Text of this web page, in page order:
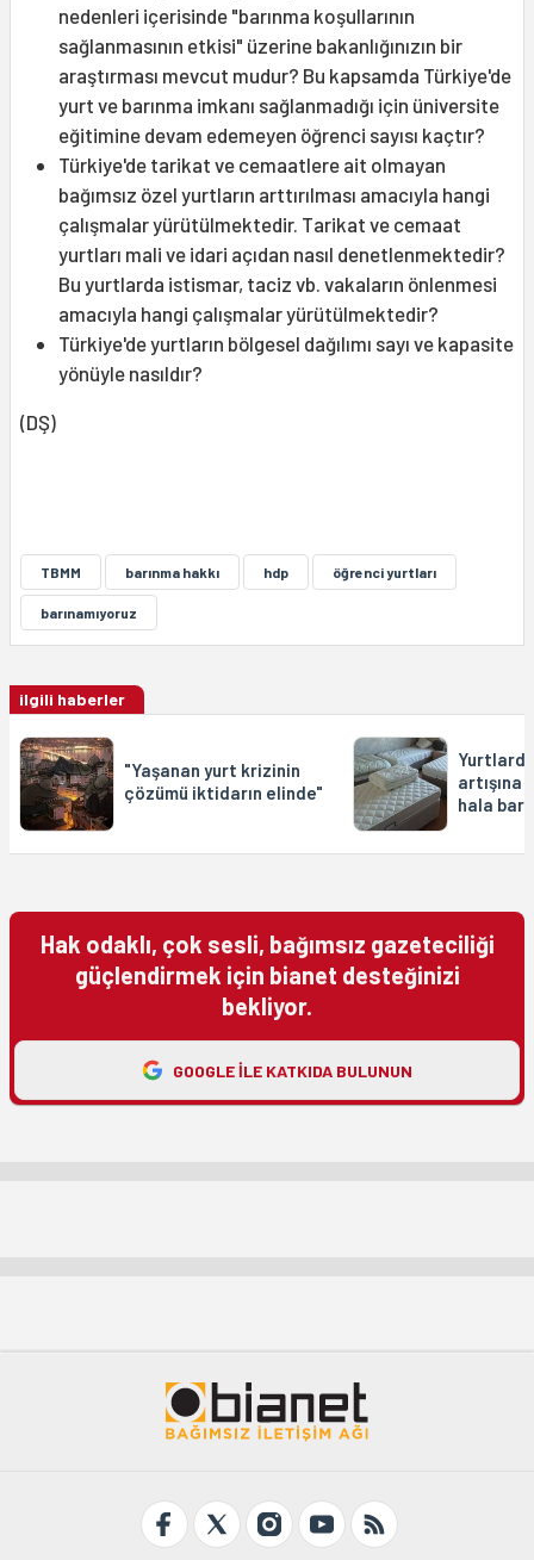
nedenleri içerisinde "barınma koşullarının
sağlanmasının etkisi" üzerine bakanlığınızın bir
araştırması mevcut mudur? Bu kapsamda Türkiye'de
yurt ve barınma imkanı sağlanmadığı için üniversite
eğitimine devam edemeyen öğrenci sayısı kaçtır?
Türkiye'de tarikat ve cemaatlere ait olmayan
bağımsız özel yurtların arttırılması amacıyla hangi
çalışmalar yürütülmektedir. Tarikat ve cemaat
yurtları mali ve idari açıdan nasıl denetlenmektedir?
Bu yurtlarda istismar, taciz vb. vakaların önlenmesi
amacıyla hangi çalışmalar yürütülmektedir?
Türkiye'de yurtların bölgesel dağılımı sayı ve kapasite
yönüyle nasıldır?
(DŞ)
TBMM barınma hakkı hdp öğrenci yurtları
barınamıyoruz
ilgili haberler
"Yaşanan yurt krizinin
çözümü iktidarın elinde"
hala
Hak odaklı, çok sesli, bağımsız gazeteciliği
güçlendirmek için bianet desteğinizi
bekliyor.
GOOGLE ILE KATKIDA BULUNUN